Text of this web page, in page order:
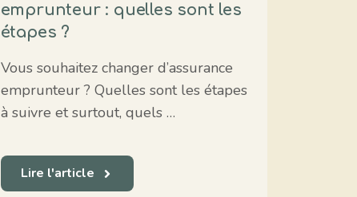
emprunteur : quelles sont les
étapes ?
Vous souhaitez changer d’assurance
emprunteur ? Quelles sont les étapes
à suivre et surtout, quels …
Lire l'article